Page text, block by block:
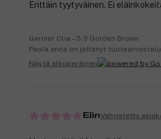
Erittäin tyytyväinen. Ei
Garnier Olia – 5.3 Golden Brown
Paola anna on jättänyt
Näytä alkuperäinen
ElinVahvistettu